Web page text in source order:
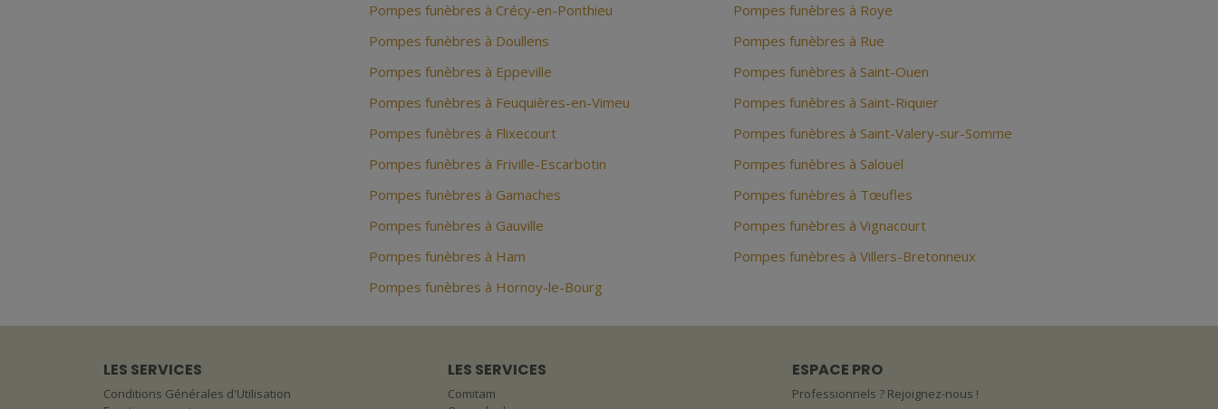
Pompes funèbres à Crécy-en-Ponthieu
Pompes funèbres à Doullens
Pompes funèbres à Eppeville
Pompes funèbres à Feuquières-en-Vimeu
Pompes funèbres à Flixecourt
Pompes funèbres à Friville-Escarbotin
Pompes funèbres à Gamaches
Pompes funèbres à Gauville
Pompes funèbres à Ham
Pompes funèbres à Hornoy-le-Bourg
Pompes funèbres à Roye
Pompes funèbres à Rue
Pompes funèbres à Saint-Ouen
Pompes funèbres à Saint-Riquier
Pompes funèbres à Saint-Valery-sur-Somme
Pompes funèbres à Salouël
Pompes funèbres à Tœufles
Pompes funèbres à Vignacourt
Pompes funèbres à Villers-Bretonneux
LES SERVICES
Conditions Générales d'Utilisation
LES SERVICES
Comitam
ESPACE PRO
Professionnels ? Rejoignez-nous !